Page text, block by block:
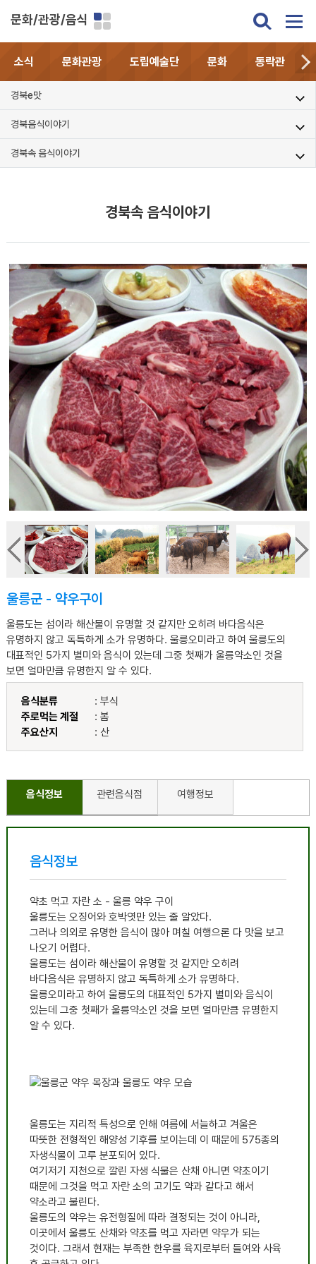
문화/관광/음식
소식 문화관광 도립예술단 문화 동락관
경북e맛
경북음식이야기
경북속 음식이야기
경북속 음식이야기
울릉군 - 약우구이
울릉도는 섬이라 해산물이 유명할 것 같지만 오히려 바다음식은
유명하지 않고 독특하게 소가 유명하다. 울릉오미라고 하여 울릉도의
대표적인 5가지 별미와 음식이 있는데 그중 첫째가 울릉약소인 것을
보면 얼마만큼 유명한지 알 수 있다.
음식분류
: 부식
주로먹는 계절
: 봄
주요산지
: 산
음식정보 관련음식점 여행정보
음식정보
약초 먹고 자란 소 - 울릉 약우 구이
울릉도는 오징어와 호박엿만 있는 줄 알았다.
그러나 의외로 유명한 음식이 많아 며칠 여행으론 다 맛을 보고
나오기 어렵다.
울릉도는 섬이라 해산물이 유명할 것 같지만 오히려
바다음식은 유명하지 않고 독특하게 소가 유명하다.
울릉오미라고 하여 울릉도의 대표적인 5가지 별미와 음식이
있는데 그중 첫째가 울릉약소인 것을 보면 얼마만큼 유명한지
알 수 있다.
울릉도는 지리적 특성으로 인해 여름에 서늘하고 겨울은
따뜻한 전형적인 해양성 기후를 보이는데 이 때문에 575종의
자생식물이 고루 분포되어 있다.
여기저기 지천으로 깔린 자생 식물은 산채 아니면 약초이기
때문에 그것을 먹고 자란 소의 고기도 약과 같다고 해서
약소라고 불린다.
울릉도의 약우는 유전형질에 따라 결정되는 것이 아니라,
이곳에서 울릉도 산채와 약초를 먹고 자라면 약우가 되는
것이다. 그래서 현재는 부족한 한우를 육지로부터 들여와 사육